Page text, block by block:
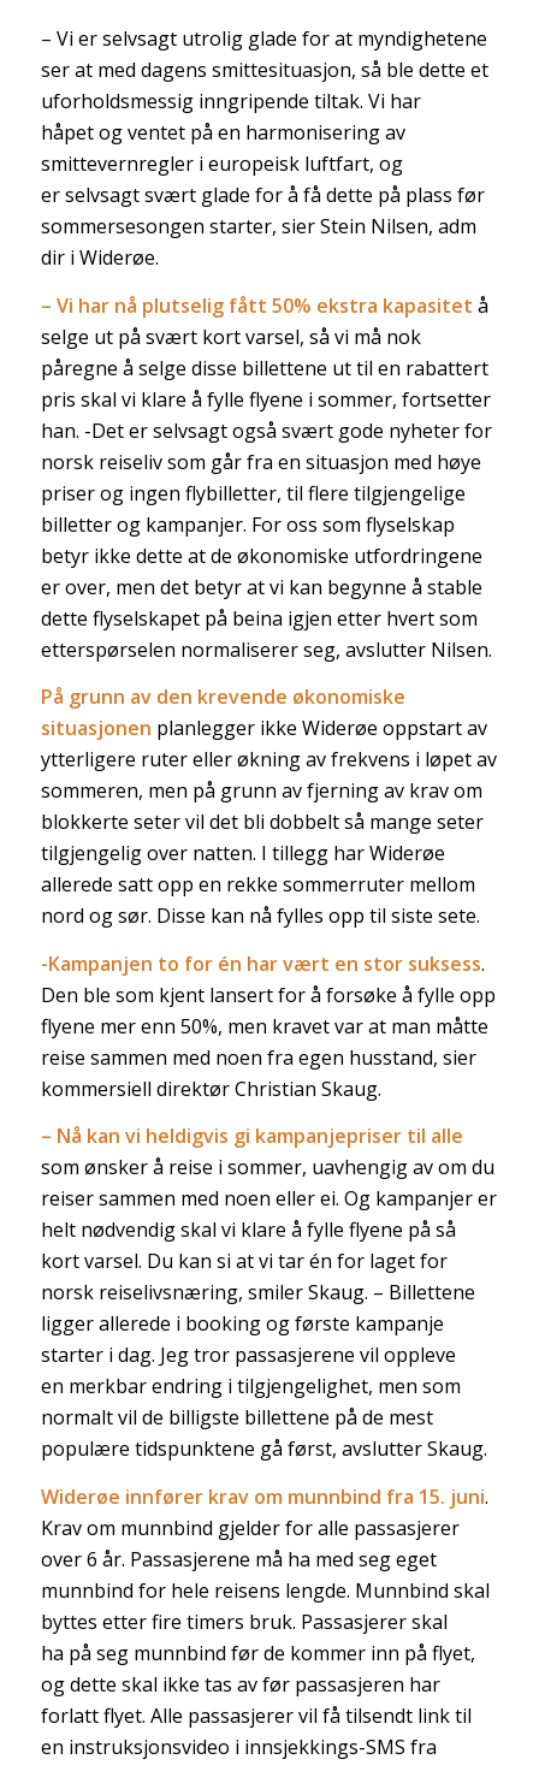
– Vi er selvsagt utrolig glade for at myndighetene
ser at med dagens smittesituasjon, så ble dette et
uforholdsmessig inngripende tiltak. Vi har
håpet og ventet på en harmonisering av
smittevernregler i europeisk luftfart, og
er selvsagt svært glade for å få dette på plass før
sommersesongen starter, sier Stein Nilsen, adm
dir i Widerøe.
– Vi har nå plutselig fått 50% ekstra kapasitet å
selge ut på svært kort varsel, så vi må nok
påregne å selge disse billettene ut til en rabattert
pris skal vi klare å fylle flyene i sommer, fortsetter
han. -Det er selvsagt også svært gode nyheter for
norsk reiseliv som går fra en situasjon med høye
priser og ingen flybilletter, til flere tilgjengelige
billetter og kampanjer. For oss som flyselskap
betyr ikke dette at de økonomiske utfordringene
er over, men det betyr at vi kan begynne å stable
dette flyselskapet på beina igjen etter hvert som
etterspørselen normaliserer seg, avslutter Nilsen.
På grunn av den krevende økonomiske
situasjonen planlegger ikke Widerøe oppstart av
ytterligere ruter eller økning av frekvens i løpet av
sommeren, men på grunn av fjerning av krav om
blokkerte seter vil det bli dobbelt så mange seter
tilgjengelig over natten. I tillegg har Widerøe
allerede satt opp en rekke sommerruter mellom
nord og sør. Disse kan nå fylles opp til siste sete.
-Kampanjen to for én har vært en stor suksess.
Den ble som kjent lansert for å forsøke å fylle opp
flyene mer enn 50%, men kravet var at man måtte
reise sammen med noen fra egen husstand, sier
kommersiell direktør Christian Skaug.
– Nå kan vi heldigvis gi kampanjepriser til alle
som ønsker å reise i sommer, uavhengig av om du
reiser sammen med noen eller ei. Og kampanjer er
helt nødvendig skal vi klare å fylle flyene på så
kort varsel. Du kan si at vi tar én for laget for
norsk reiselivsnæring, smiler Skaug. – Billettene
ligger allerede i booking og første kampanje
starter i dag. Jeg tror passasjerene vil oppleve
en merkbar endring i tilgjengelighet, men som
normalt vil de billigste billettene på de mest
populære tidspunktene gå først, avslutter Skaug.
Widerøe innfører krav om munnbind fra 15. juni.
Krav om munnbind gjelder for alle passasjerer
over 6 år. Passasjerene må ha med seg eget
munnbind for hele reisens lengde. Munnbind skal
byttes etter fire timers bruk. Passasjerer skal
ha på seg munnbind før de kommer inn på flyet,
og dette skal ikke tas av før passasjeren har
forlatt flyet. Alle passasjerer vil få tilsendt link til
en instruksjonsvideo i innsjekkings-SMS fra